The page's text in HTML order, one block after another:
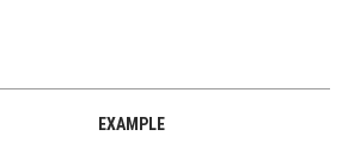
EXAMPLE